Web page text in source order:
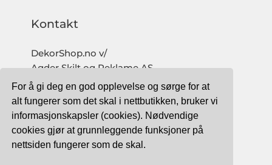
For å gi deg en god opplevelse og sørge for at
alt fungerer som det skal i nettbutikken, bruker vi
informasjonskapsler (cookies). Nødvendige
cookies gjør at grunnleggende funksjoner på
nettsiden fungerer som de skal.
Kontakt
DekorShop.no v/
Agder Skilt og Reklame AS
Org. nr: 997 633 016 MVA
salg@dekorshop.no
Tlf: 959 32 123
09.00 - 16.00